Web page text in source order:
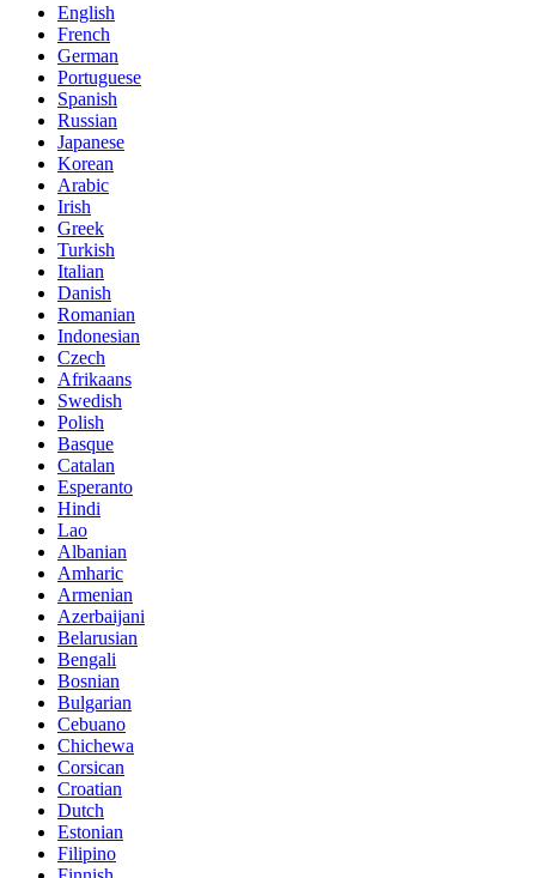
English
French
German
Portuguese
Spanish
Russian
Japanese
Korean
Arabic
Irish
Greek
Turkish
Italian
Danish
Romanian
Indonesian
Czech
Afrikaans
Swedish
Polish
Basque
Catalan
Esperanto
Hindi
Lao
Albanian
Amharic
Armenian
Azerbaijani
Belarusian
Bengali
Bosnian
Bulgarian
Cebuano
Chichewa
Corsican
Croatian
Dutch
Estonian
Filipino